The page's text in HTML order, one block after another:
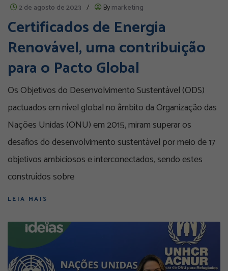
2 de agosto de 2023 / Bymarketing
Certificados de Energia
Renovável, uma contribuição
para o Pacto Global
Os Objetivos do Desenvolvimento Sustentável (ODS)
pactuados em nível global no âmbito da Organização das
Nações Unidas (ONU) em 2015, miram superar os
desafios do desenvolvimento sustentável por meio de 17
objetivos ambiciosos e interconectados, sendo estes
construídos sobre
LEIA MAIS